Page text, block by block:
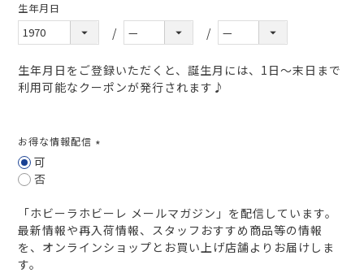
生年月日
生年月日をご登録いただくと、誕生月には、1日～末日まで
利用可能なクーポンが発行されます♪
お得な情報配信
可
否
「ホビーラホビーレ メールマガジン」を配信しています。
最新情報や再入荷情報、スタッフおすすめ商品等の情報
を、オンラインショップとお買い上げ店舗よりお届けしま
す。